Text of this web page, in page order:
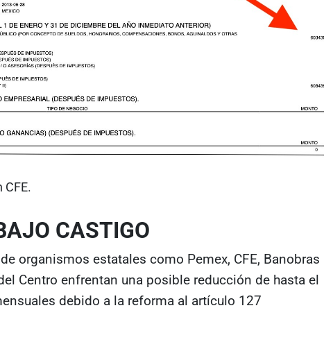
CFE.
CASTIGO
organismos estatales como Pemex, CFE, Banobras
Centro enfrentan una posible reducción de hasta el
debido a la reforma al artículo 127